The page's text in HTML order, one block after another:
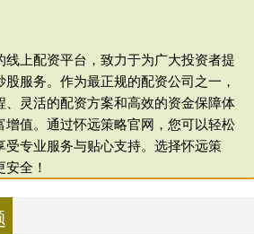
上配资平台，致力于为广大投资者提
服务。作为最正规的配资公司之一，
、灵活的配资方案和高效的资金保障体
增值。通过怀远策略官网，您可以轻松
受专业服务与贴心支持。选择怀远策
全！